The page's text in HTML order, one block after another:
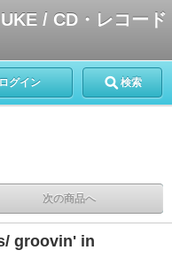
/ CD・レコード
ログイン 検索
次の商品へ
groovin' in